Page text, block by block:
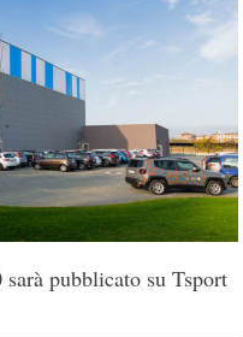
pubblicato su Tsport